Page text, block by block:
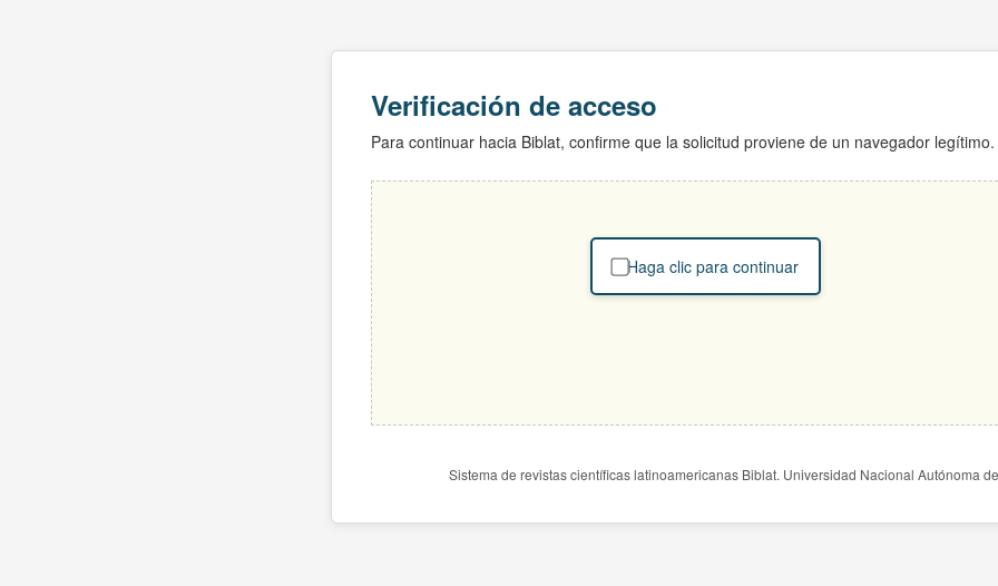
Verificación de acceso
Para continuar hacia Biblat, confirme que la solicitud proviene de un navegador legítimo.
Haga clic para continuar
Sistema de revistas científicas latinoamericanas Biblat. Universidad Nacional Autónoma